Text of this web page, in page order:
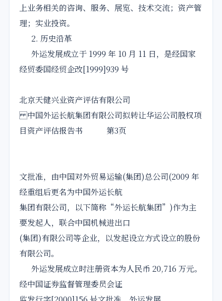
上业务相关的咨询、服务、展览、技术交流；资产管
理；实业投资。
2. 历史沿革
外运发展成立于 1999 年 10 月 11 日，是经国家
经贸委国经贸企改[1999]939 号
北京天健兴业资产评估有限公司
中国外运长航集团有限公司拟转让华运公司股权项
目资产评估报告书 第3页
文批准，由中国对外贸易运输(集团)总公司(2009 年
经重组后更名为中国外运长航
集团有限公司，以下简称“外运长航集团”)作为主
要发起人，联合中国机械进出口
(集团)有限公司等企业，以发起设立方式设立的股份
有限公司。
外运发展成立时注册资本为人民币 20,716 万元。
经中国证券监督管理委员会证